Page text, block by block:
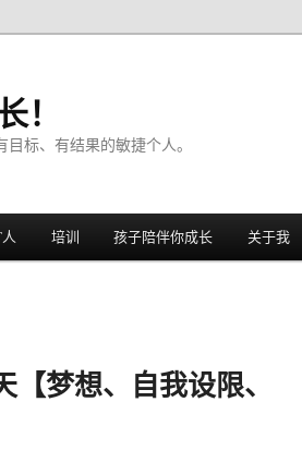
！
标、有结果的敏捷个人。
培训 孩子陪伴你成长 关于我
梦想、自我设限、